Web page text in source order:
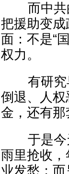
而中共
把援助变
面：不是“
权力。
有研究早
倒退、人
金，还有那
于是今天
雨里抢收
业发愁；